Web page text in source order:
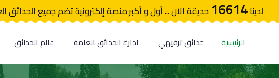
لدينا16614حديقة الآن ... أول و أكبر منصة إلكترونية تضم جميع الحدائق
الرئيسية حدائق ترفيهي ادارة الحدائق العامة عالم الحدائق